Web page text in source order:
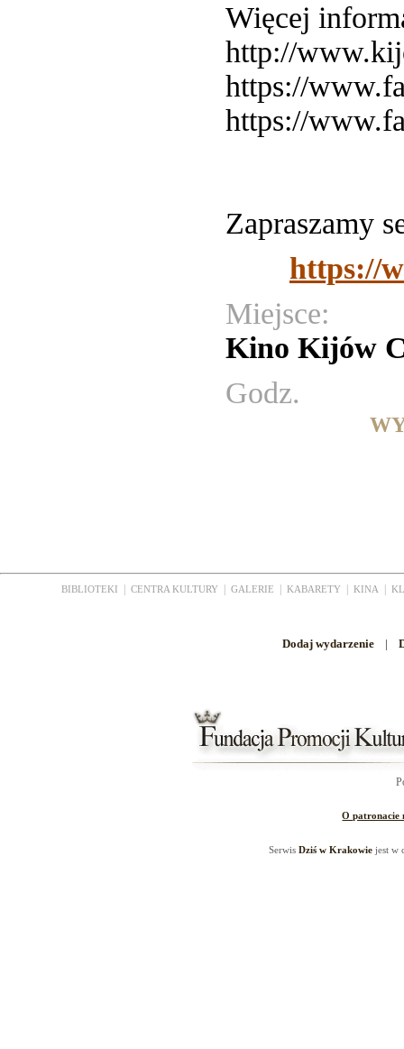
Więcej
http://
https://
https://
Zapraszamy
https://
Miejsce:
Kino Kijów
Godz.
BIBLIOTEKI CENTRA KULTURY GALERIE KABARETY KINA
Dodaj wydarzenie |
O patronacie
SerwisDziś w Krakowie jest w